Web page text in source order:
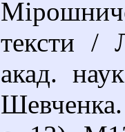
тексти /
акад.